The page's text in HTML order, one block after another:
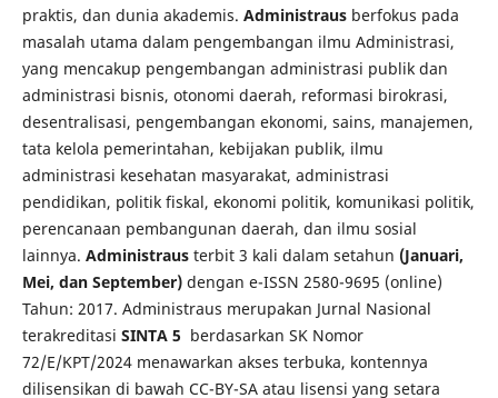
praktis, dan dunia akademis. Administrausberfokus pada
masalah utama dalam pengembangan ilmu Administrasi,
yang mencakup pengembangan administrasi publik dan
administrasi bisnis, otonomi daerah, reformasi birokrasi,
desentralisasi, pengembangan ekonomi, sains, manajemen,
tata kelola pemerintahan, kebijakan publik, ilmu
administrasi kesehatan masyarakat, administrasi
pendidikan, politik fiskal, ekonomi politik, komunikasi politik,
perencanaan pembangunan daerah, dan ilmu sosial
lainnya. Administrausterbit 3 kali dalam setahun (Januari,
Mei, dan September)dengan e-ISSN 2580-9695 (online)
Tahun: 2017. Administraus merupakan Jurnal Nasional
terakreditasi SINTA 5 berdasarkan SK Nomor
72/E/KPT/2024 menawarkan akses terbuka, kontennya
dilisensikan di bawah CC-BY-SA atau lisensi yang setara